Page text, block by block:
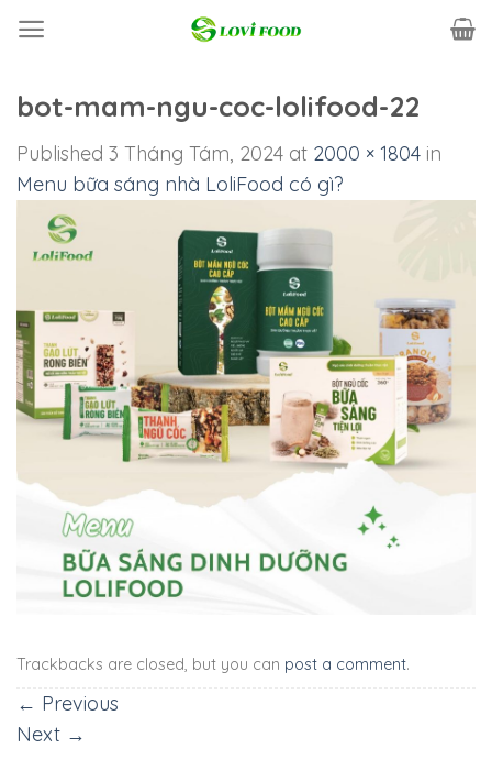
bot-mam-ngu-coc-lolifood-22
Published 3 Tháng Tám, 2024 at 2000 × 1804 in
Menu bữa sáng nhà LoliFood có gì?
Trackbacks are closed, but you can post a comment.
← Previous
Next →